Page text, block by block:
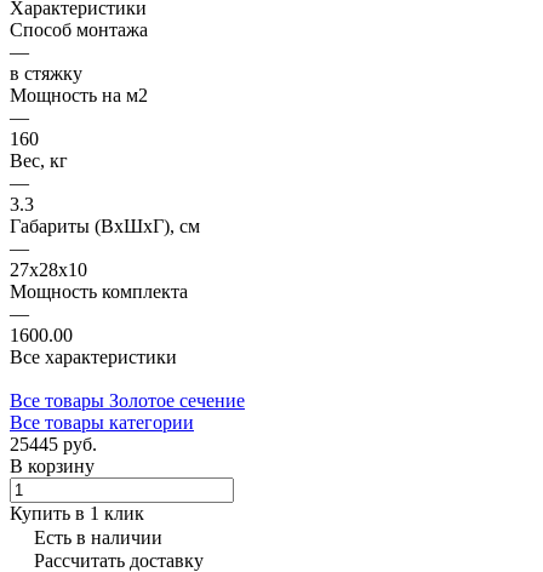
Характеристики
Способ монтажа
—
в стяжку
Мощность на м2
—
160
Вес, кг
—
3.3
Габариты (ВхШхГ), см
—
27x28x10
Мощность комплекта
—
1600.00
Все характеристики
Все товары Золотое сечение
Все товары категории
25445 руб.
В корзину
Купить в 1 клик
Есть в наличии
Рассчитать доставку